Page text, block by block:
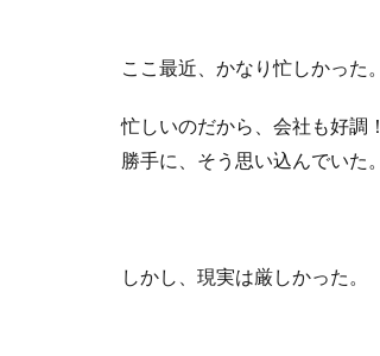
ここ最近、かなり忙しかった。
忙しいのだから、会社も好調！
勝手に、そう思い込んでいた。
しかし、現実は厳しかった。